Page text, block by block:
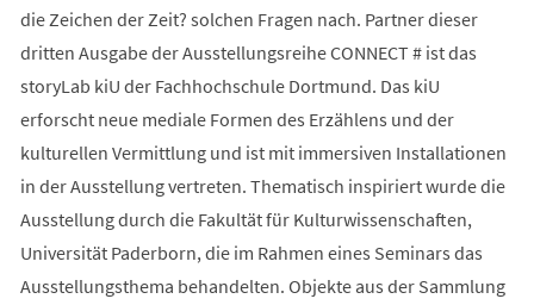
die Zeichen der Zeit? solchen Fragen nach. Partner dieser
dritten Ausgabe der Ausstellungsreihe CONNECT # ist das
storyLab kiU der Fachhochschule Dortmund. Das kiU
erforscht neue mediale Formen des Erzählens und der
kulturellen Vermittlung und ist mit immersiven Installationen
in der Ausstellung vertreten. Thematisch inspiriert wurde die
Ausstellung durch die Fakultät für Kulturwissenschaften,
Universität Paderborn, die im Rahmen eines Seminars das
Ausstellungsthema behandelten. Objekte aus der Sammlung